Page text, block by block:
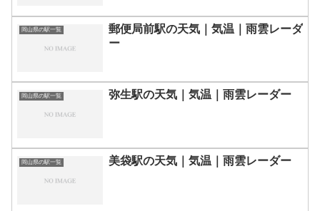
岡山県の駅一覧
郵便局前駅の天気｜気温｜雨雲レーダ
ー
岡山県の駅一覧 弥生駅の天気｜気温｜雨雲レーダー
岡山県の駅一覧 美袋駅の天気｜気温｜雨雲レーダー